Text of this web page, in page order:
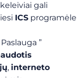
gali
ICS programėle
Paslauga ”
, interneto